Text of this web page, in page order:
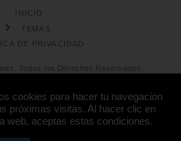
INICIO
TEMAS
DE PRIVACIDAD
Todos los Derechos Reservados.
cookies para hacer tu navegación
próximas visitas. Al hacer clic en
web, aceptas estas condiciones.